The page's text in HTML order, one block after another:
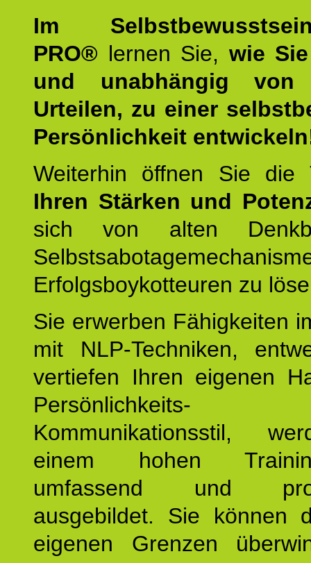
Im
PRO® lernen Sie, wie
und unabhängig von
Urteilen, zu einer
Persönlichkeit
Weiterhin öffnen Sie
Ihren Stärken und
sich von alten
Erfolgsboykotteuren zu
Sie erwerben Fähigkeiten
mit NLP-Techniken,
vertiefen Ihren eigenen
Kommunikationsstil,
einem hohen
umfassend und
ausgebildet. Sie können
eigenen Grenzen